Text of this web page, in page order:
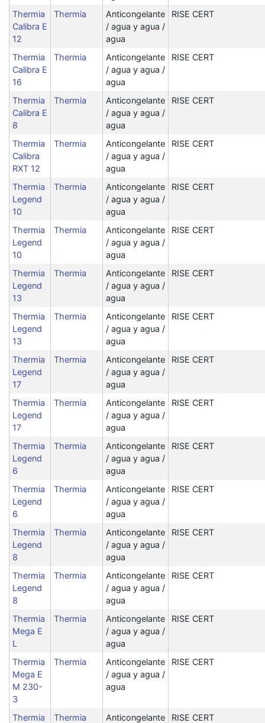
Thermia
Calibra E
12
Thermia
Anticongelante
/ agua y agua /
agua
RISE CERT
Thermia
Calibra E
16
Thermia
Anticongelante
/ agua y agua /
agua
RISE CERT
Thermia
Calibra E
8
Thermia
Anticongelante
/ agua y agua /
agua
RISE CERT
Thermia
Calibra
RXT 12
Thermia
Anticongelante
/ agua y agua /
agua
RISE CERT
Thermia
Legend
10
Thermia
Anticongelante
/ agua y agua /
agua
RISE CERT
Thermia
Legend
10
Thermia
Anticongelante
/ agua y agua /
agua
RISE CERT
Thermia
Legend
13
Thermia
Anticongelante
/ agua y agua /
agua
RISE CERT
Thermia
Legend
13
Thermia
Anticongelante
/ agua y agua /
agua
RISE CERT
Thermia
Legend
17
Thermia
Anticongelante
/ agua y agua /
agua
RISE CERT
Thermia
Legend
17
Thermia
Anticongelante
/ agua y agua /
agua
RISE CERT
Thermia
Legend
6
Thermia
Anticongelante
/ agua y agua /
agua
RISE CERT
Thermia
Legend
6
Thermia
Anticongelante
/ agua y agua /
agua
RISE CERT
Thermia
Legend
8
Thermia
Anticongelante
/ agua y agua /
agua
RISE CERT
Thermia
Legend
8
Thermia
Anticongelante
/ agua y agua /
agua
RISE CERT
Thermia
Mega E
L
Thermia
Anticongelante
/ agua y agua /
agua
RISE CERT
Thermia
Mega E
M 230-
3
Thermia
Anticongelante
/ agua y agua /
agua
RISE CERT
Thermia
Thermia
Anticongelante
RISE CERT